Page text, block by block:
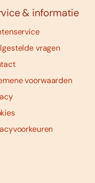
& informatie
vragen
voorwaarden